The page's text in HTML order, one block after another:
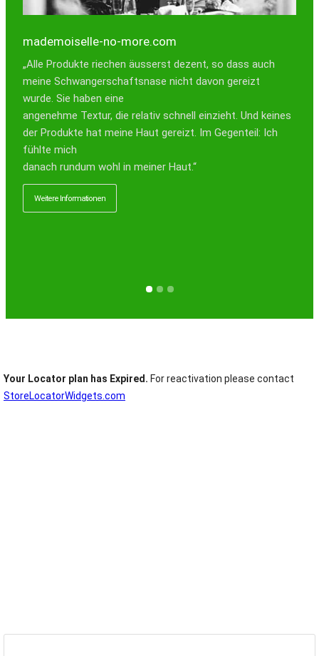
mademoiselle-no-more.com
„Alle Produkte riechen äusserst dezent, so dass auch
meine Schwangerschaftsnase nicht davon gereizt
wurde. Sie haben eine
angenehme Textur, die relativ schnell einzieht. Und keines
der Produkte hat meine Haut gereizt. Im Gegenteil: Ich
fühlte mich
danach rundum wohl in meiner Haut.“
Weitere Informationen
Your Locator plan has Expired. For reactivation please contact
StoreLocatorWidgets.com